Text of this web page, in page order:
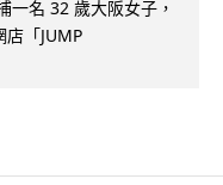
一名 32 歲大阪女子，
「JUMP